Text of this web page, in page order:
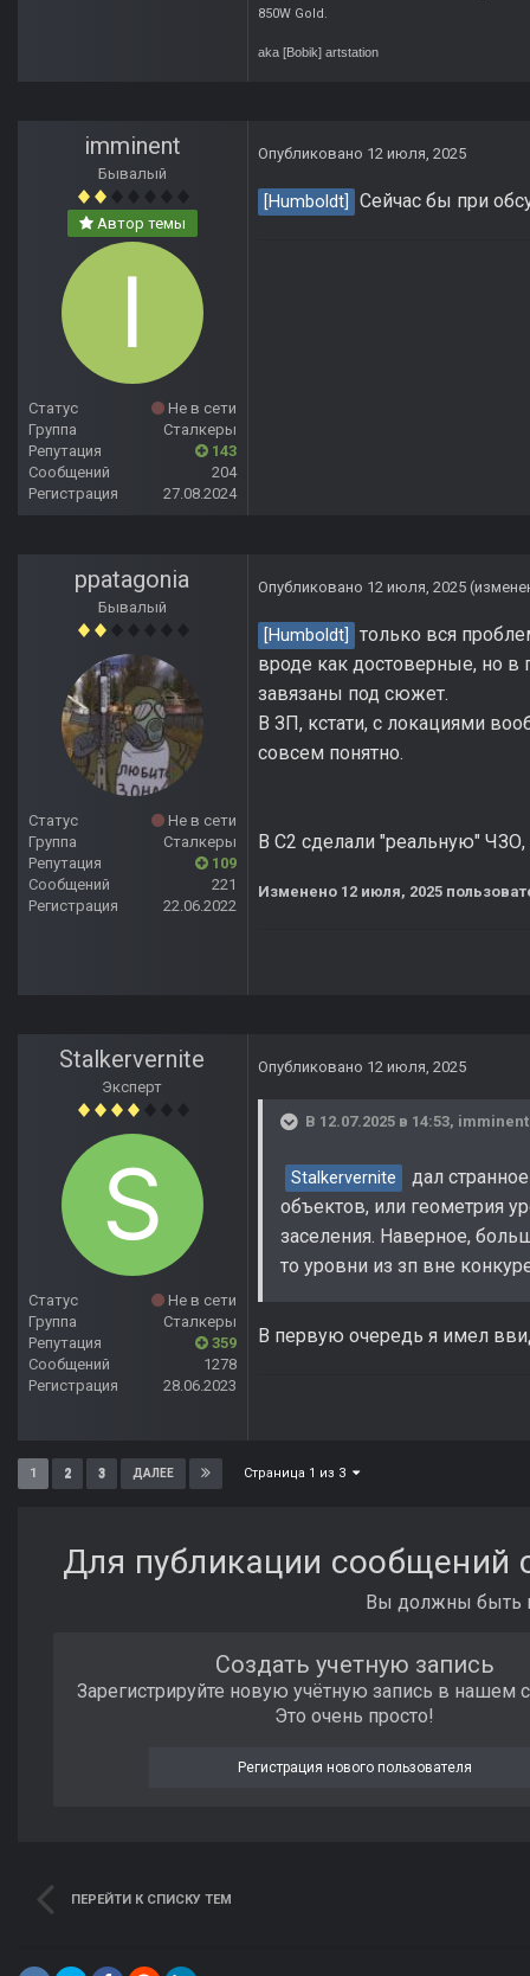
850W Gold .
aka [Bobik] artstation
imminent
Бывалый
Автор темы
Статус
Не в сети
Группа
Сталкеры
Репутация
143
Сообщений
204
Регистрация
27.08.2024
Опубликовано 12 июля, 2025
[Humboldt] Сейчас бы при
ppatagonia
Бывалый
Статус
Не в сети
Группа
Сталкеры
Репутация
109
Сообщений
221
Регистрация
22.06.2022
Опубликовано 12 июля, 2025
[Humboldt]
только вся
вроде как достоверные, но в
завязаны под сюжет.
В ЗП, кстати, с локациями
совсем понятно.
В С2 сделали "реальную" ЧЗО,
Изменено 12 июля, 2025
Stalkervernite
Эксперт
Статус
Не в сети
Группа
Сталкеры
Репутация
359
Сообщений
1278
Регистрация
28.06.2023
Опубликовано 12 июля, 2025
В 12.07.2025 в 14:53, imminent
Stalkervernite
дал
объектов, или геометрия
заселения. Наверное,
то уровни из зп вне
В первую очередь я имел
1 2 3 ДАЛЕЕ Страница 1 из 3
Для публикации сообщений
Вы должны быть
Создать учетную запись
Зарегистрируйте новую учётную запись в нашем
Это очень просто!
Регистрация нового пользователя
ПЕРЕЙТИ К СПИСКУ ТЕМ